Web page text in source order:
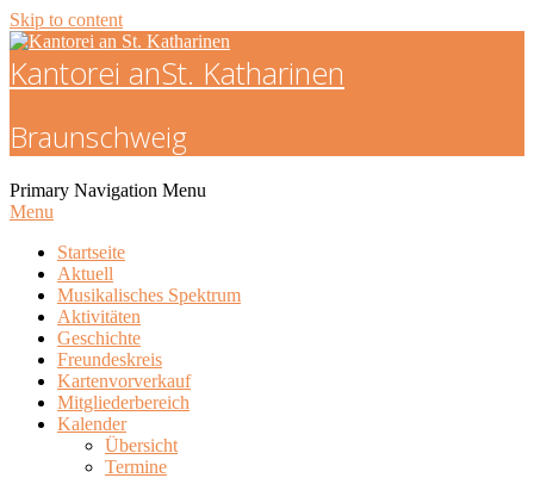
Skip to content
Kantorei anSt. Katharinen
Braunschweig
Primary Navigation Menu
Menu
Startseite
Aktuell
Musikalisches Spektrum
Aktivitäten
Geschichte
Freundeskreis
Kartenvorverkauf
Mitgliederbereich
Kalender
Übersicht
Termine